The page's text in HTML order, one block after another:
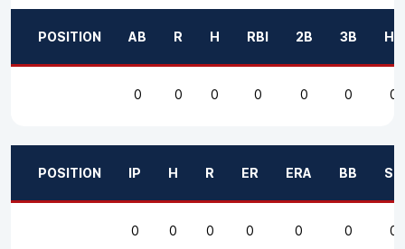
POSITION AB R H RBI 2B 3B HR
0 0 0 0 0 0 0
POSITION IP H R ER ERA BB SO
0 0 0 0 0 0 0